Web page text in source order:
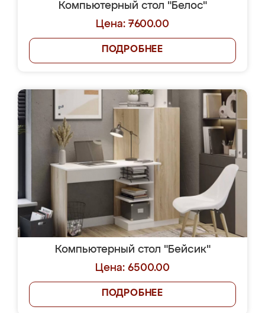
Компьютерный стол "Белос"
Цена: 7600.00
ПОДРОБНЕЕ
Компьютерный стол "Бейсик"
Цена: 6500.00
ПОДРОБНЕЕ